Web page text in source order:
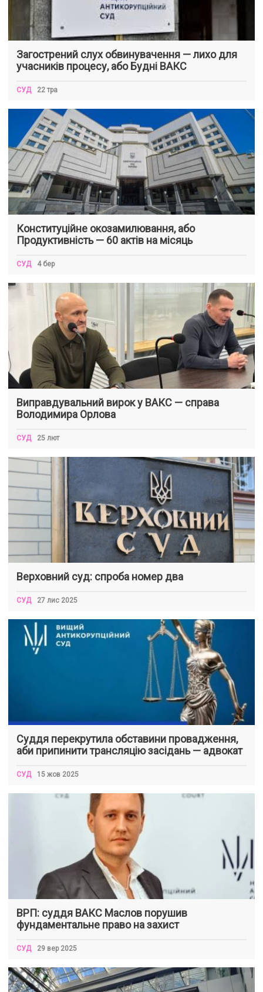
Загострений слух обвинувачення — лихо для
учасників процесу, або Будні ВАКС
СУД 22 тра
Конституційне окозамилювання, або
Продуктивність — 60 актів на місяць
СУД 4 бер
Виправдувальний вирок у ВАКС — справа
Володимира Орлова
СУД 25 лют
Верховний суд: спроба номер два
СУД 27 лис 2025
Суддя перекрутила обставини провадження,
аби припинити трансляцію засідань — адвокат
СУД 15 жов 2025
ВРП: суддя ВАКС Маслов порушив
фундаментальне право на захист
СУД 29 вер 2025